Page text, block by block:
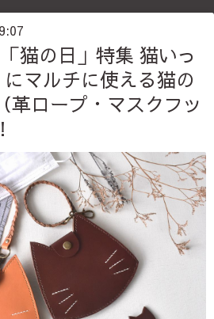
猫の日」特集 猫いっ
マルチに使える猫の
革ロープ・マスクフッ